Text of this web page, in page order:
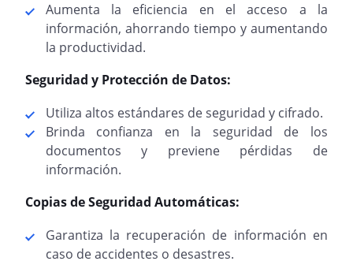
Aumenta la eficiencia en el acceso a la
información, ahorrando tiempo y aumentando
la productividad.
Seguridad y Protección de Datos:
Utiliza altos estándares de seguridad y cifrado.
Brinda confianza en la seguridad de los
documentos y previene pérdidas de
información.
Copias de Seguridad Automáticas:
Garantiza la recuperación de información en
caso de accidentes o desastres.